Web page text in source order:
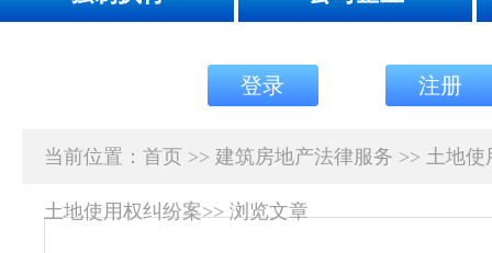
登录 注册
当前位置： 首页 >> 建筑房地产法律服务 >> 土地使
土地使用权纠纷案>>浏览文章